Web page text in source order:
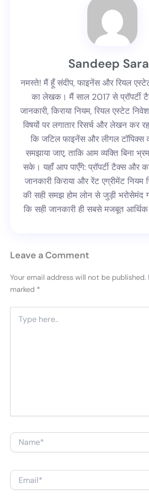
Sandeep
नमस्ते! मैं हूँ संदीप, फाइनेंस और रियल
का लेखक। मैं साल 2017 से प्रॉपर्टी
जानकारी, किराया नियम, रियल एस्टेट
विषयों पर लगातार रिसर्च और लेखन कर
कि जटिल फाइनेंस और लीगल टॉपिक्स
समझाया जाए, ताकि आम व्यक्ति बिना
सके। यहाँ आप पाएँगे: प्रॉपर्टी टैक्स और
जानकारी किराया और रेंट एग्रीमेंट नियम
की सही समझ होम लोन से जुड़ी भरोसेमंद
कि सही जानकारी ही सबसे मजबूत
Leave a Comment
Your email address will not be published.
marked *
here..
Name*
Email*